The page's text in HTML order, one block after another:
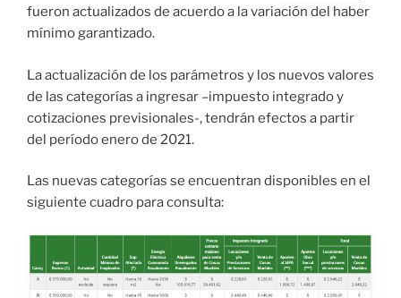
fueron actualizados de acuerdo a la variación del haber
mínimo garantizado.
La actualización de los parámetros y los nuevos valores
de las categorías a ingresar –impuesto integrado y
cotizaciones previsionales-, tendrán efectos a partir
del período enero de 2021.
Las nuevas categorías se encuentran disponibles en el
siguiente cuadro para consulta: